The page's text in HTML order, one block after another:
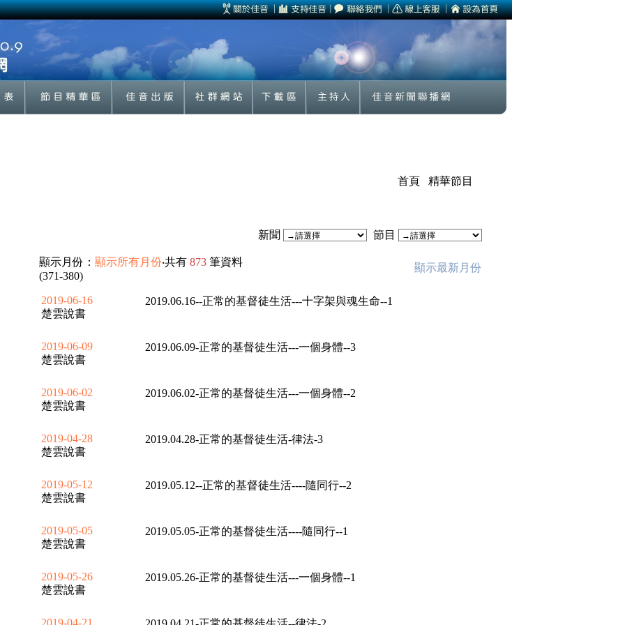
首頁 精華節目
新聞 節目
顯示月份： 顯示所有月份‧共有 873筆資料
(371-380)
顯示最新月份
2019-06-16
楚雲說書
2019.06.16--正常的基督徒生活---十字架與魂生命--1
2019-06-09
楚雲說書
2019.06.09-正常的基督徒生活---一個身體--3
2019-06-02
楚雲說書
2019.06.02-正常的基督徒生活---一個身體--2
2019-04-28
楚雲說書
2019.04.28-正常的基督徒生活-律法-3
2019-05-12
楚雲說書
2019.05.12--正常的基督徒生活----隨同行--2
2019-05-05
楚雲說書
2019.05.05-正常的基督徒生活----隨同行--1
2019-05-26
楚雲說書
2019.05.26-正常的基督徒生活---一個身體--1
2019-04-21